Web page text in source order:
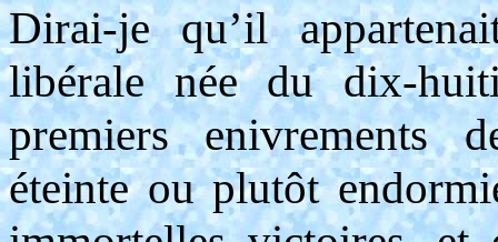
Dirai-je qu’il
libérale née du dix-
premiers enivrements
éteinte ou plutôt